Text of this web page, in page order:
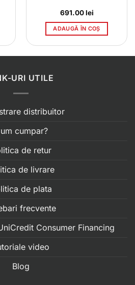
691.00lei
ADAUGĂ ÎN COȘ
URI UTILE
distribuitor
cumpar?
de retur
de livrare
de plata
frecvente
Consumer Financing
video
Blog